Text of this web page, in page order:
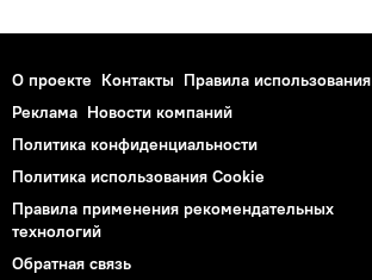
О проекте Контакты Правила использования
Реклама Новости компаний
Политика конфиденциальности
Политика использования Cookie
Правила применения рекомендательных
технологий
Обратная связь